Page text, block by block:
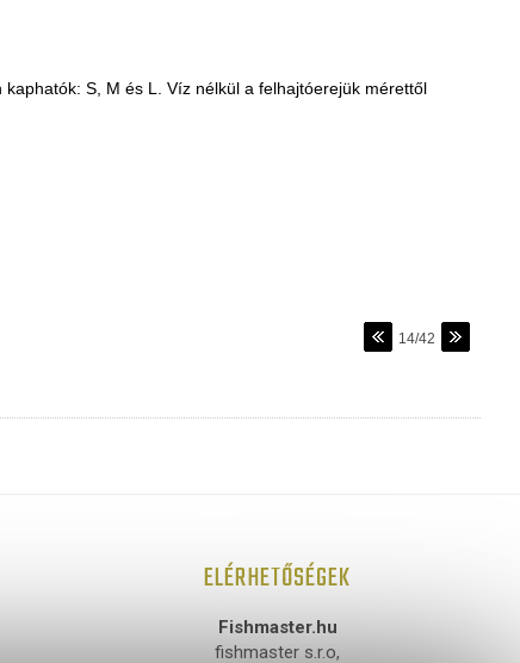
S, M és L. Víz nélkül a felhajtóerejük mérettől
14/42
ELÉRHETŐSÉGEK
Fishmaster.hu
fishmaster s.r.o,